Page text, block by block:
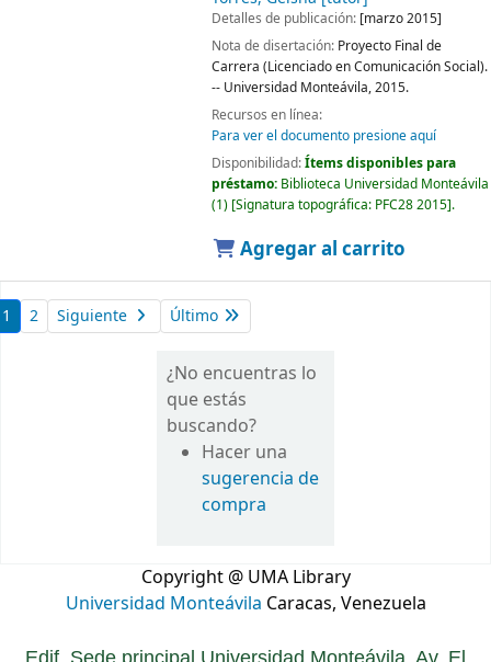
Detalles de publicación: [marzo 2015]
Nota de disertación: Proyecto Final de
Carrera (Licenciado en Comunicación Social).
-- Universidad Monteávila, 2015.
Recursos en línea:
Para ver el documento presione aquí
Disponibilidad:Ítems disponibles para
préstamo: Biblioteca Universidad Monteávila
(1) Signatura topográfica: PFC28 2015 .
Agregar al carrito
1 2 Siguiente Último
¿No encuentras lo
que estás
buscando?
Hacer una
sugerencia de
compra
Copyright @ UMA Library
Universidad Monteávila Caracas, Venezuela
Edif. Sede principal Universidad Monteávila. Av. El